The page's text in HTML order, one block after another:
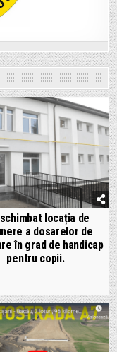
locația de
a dosarelor de
în grad de handicap
pentru copii.